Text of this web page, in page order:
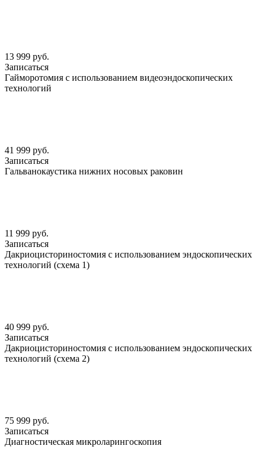
13 999 руб.
Записаться
Гайморотомия с использованием видеоэндоскопических
технологий
41 999 руб.
Записаться
Гальванокаустика нижних носовых раковин
11 999 руб.
Записаться
Дакриоцисториностомия с использованием эндоскопических
технологий (схема 1)
40 999 руб.
Записаться
Дакриоцисториностомия с использованием эндоскопических
технологий (схема 2)
75 999 руб.
Записаться
Диагностическая микроларингоскопия